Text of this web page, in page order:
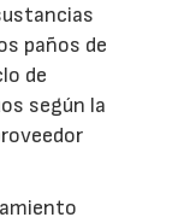
paños de
de
según la